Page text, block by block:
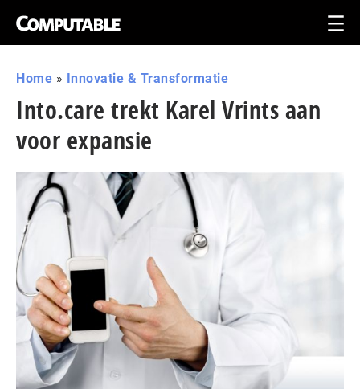
Home » Innovatie & Transformatie
Into.care trekt Karel Vrints aan
voor expansie